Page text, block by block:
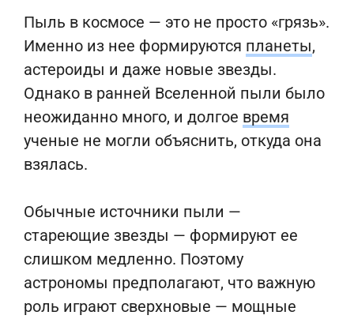
Пыль в космосе — это не просто «грязь».
Именно из нее формируются планеты,
астероиды и даже новые звезды.
Однако в ранней Вселенной пыли было
неожиданно много, и долгое время
ученые не могли объяснить, откуда она
взялась.
Обычные источники пыли —
стареющие звезды — формируют ее
слишком медленно. Поэтому
астрономы предполагают, что важную
роль играют сверхновые — мощные